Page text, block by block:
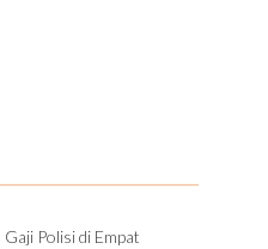
Polisi di Empat